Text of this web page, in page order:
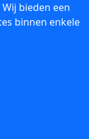
bieden een
binnen enkele